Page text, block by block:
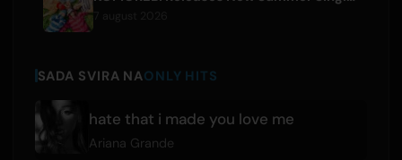
SADA SVIRA NAONLY HITS
hate that i made you love me
Ariana Grande